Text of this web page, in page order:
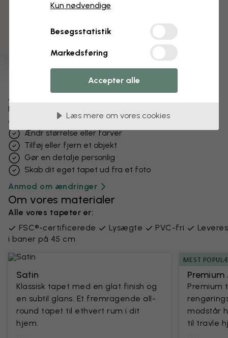
Ændr dit tapet
Få et unikt look – vores designteam tilpasser motivet
efter dine ønsker.
Ændr størrelse eller farver
Tilføj eller fjern et objekt
Gør en detalje personlig
Skab dit eget tapet ud fra et foto
Anmod om ændringer
Om vores materialer
Alle vores tapeter er:
FSC®-certificerede
Lysægte PVC-fri
Leveres
i baner på 45 cm
Satin
Klassisk tapet med en glat finish og
en subtil glans. Et fremragende all-
round tapet til ethvert rum i dit
hjem.
MEST
Premium
modstår
til travle
Kun nødvendige
Besøgsstatistik
Markedsføring
Accepter alle
Læs mere om vores cookies